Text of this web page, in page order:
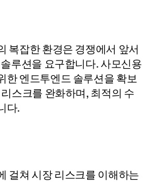
복잡한 환경은 경쟁에서 앞서
루션을 요구합니다. 사모신용
한 엔드투엔드 솔루션을 확보
스크를 완화하며, 최적의 수
다.
걸쳐 시장 리스크를 이해하는